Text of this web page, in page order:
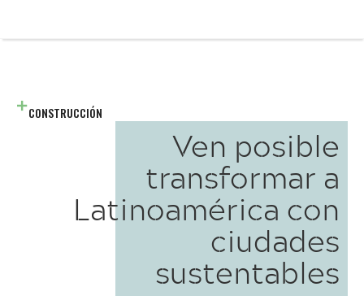
CONSTRUCCIÓN
Ven posible
transformar a
Latinoamérica con
ciudades
sustentables